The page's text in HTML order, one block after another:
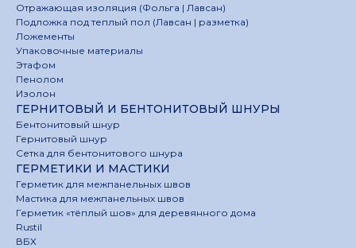
Отражающая изоляция (Фольга | Лавсан)
Подложка под теплый пол (Лавсан | разметка)
Ложементы
Упаковочные материалы
Этафом
Пенолом
Изолон
ГЕРНИТОВЫЙ И БЕНТОНИТОВЫЙ ШНУРЫ
Бентонитовый шнур
Гернитовый шнур
Сетка для бентонитового шнура
ГЕРМЕТИКИ И МАСТИКИ
Герметик для межпанельных швов
Мастика для межпанельных швов
Герметик «тёплый шов» для деревянного дома
Rustil
ВБХ